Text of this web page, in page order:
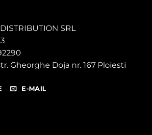
SRL
Gheorghe Doja nr. 167 Ploiesti
E-MAIL